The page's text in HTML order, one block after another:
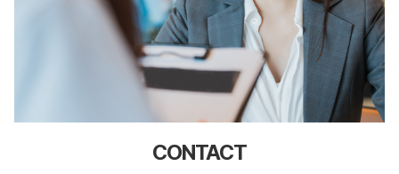
CONTACT